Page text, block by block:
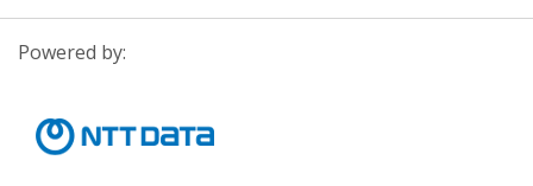
Powered by: